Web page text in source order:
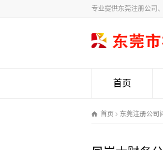
专业提供东莞注册公司
首页
首页 东莞注册公司